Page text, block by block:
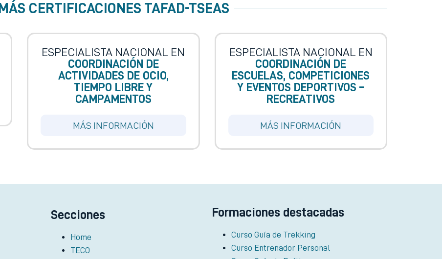
MÁS CERTIFICACIONES TAFAD-TSEAS
ESPECIALISTA NACIONAL EN
COORDINACIÓN DE
ACTIVIDADES DE OCIO,
TIEMPO LIBRE Y
CAMPAMENTOS
MÁS INFORMACIÓN
ESPECIALISTA NACIONAL EN
COORDINACIÓN DE
ESCUELAS, COMPETICIONES
Y EVENTOS DEPORTIVOS –
RECREATIVOS
MÁS INFORMACIÓN
Secciones
Home
TECO
Formaciones destacadas
Curso Guía de Trekking
Curso Entrenador Personal